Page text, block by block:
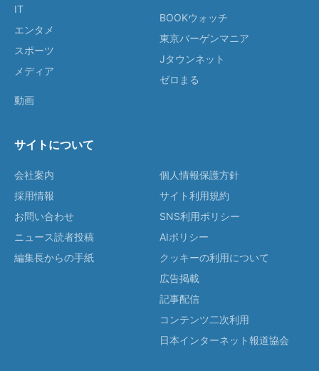
IT
エンタメ
スポーツ
メディア
動画
BOOKウォッチ
東京バーゲンマニア
Jタウンネット
ゼロまる
サイトについて
会社案内
採用情報
お問い合わせ
ニュース読者投稿
編集長からの手紙
個人情報保護方針
サイト利用規約
SNS利用ポリシー
AIポリシー
クッキーの利用について
広告掲載
記事配信
コンテンツ二次利用
日本インターネット報道協会